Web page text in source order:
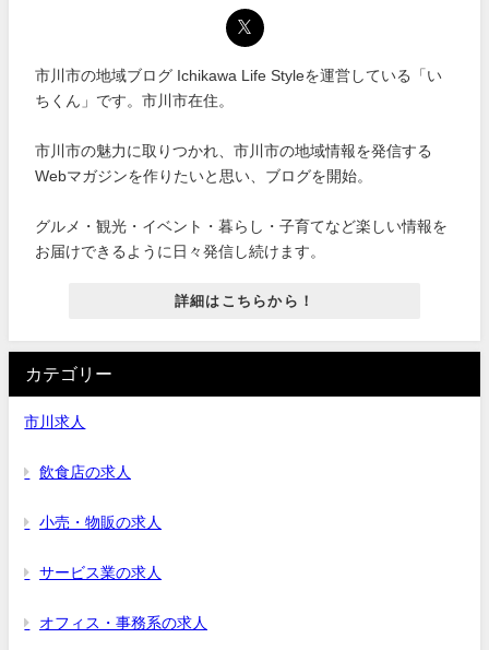
市川市の地域ブログ Ichikawa Life Styleを運営している「い
ちくん」です。市川市在住。
市川市の魅力に取りつかれ、市川市の地域情報を発信する
Webマガジンを作りたいと思い、ブログを開始。
グルメ・観光・イベント・暮らし・子育てなど楽しい情報を
お届けできるように日々発信し続けます。
詳細はこちらから！
カテゴリー
市川求人
飲食店の求人
小売・物販の求人
サービス業の求人
オフィス・事務系の求人